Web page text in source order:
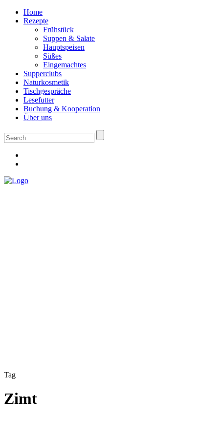
Home
Rezepte
Frühstück
Suppen & Salate
Hauptspeisen
Süßes
Eingemachtes
Supperclubs
Naturkosmetik
Tischgespräche
Lesefutter
Buchung & Kooperation
Über uns
Tag
Zimt